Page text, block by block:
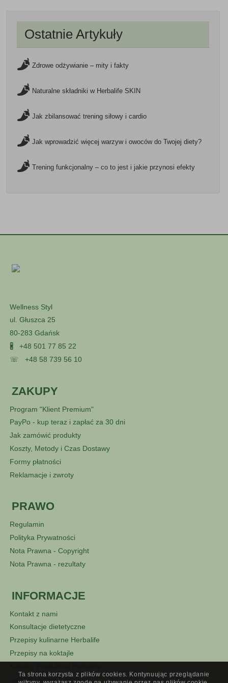
Ostatnie Artykuły
Zdrowe odżywianie – mity i fakty
Naturalne składniki w Herbalife SKIN
Jak zbilansować trening siłowy i cardio
Jak wprowadzić więcej warzyw i owoców do Twojej diety?
Trening funkcjonalny – co to jest i jakie przynosi efekty
Wellness Styl
ul. Głuszca 25
80-283 Gdańsk
🖁 +48 501 77 85 22
☏ +48 58 739 56 10
ZAKUPY
Program "Klient Premium"
PayPo - kup teraz i zapłać za 30 dni
Jak zamówić produkty
Koszty, Metody i Czas Dostawy
Formy płatności
Reklamacje i zwroty
PRAWO
Regulamin
Polityka Prywatności
Nota Prawna - Copyright
Nota Prawna - rezultaty
INFORMACJE
Kontakt z nami
Konsultacje dietetyczne
Przepisy kulinarne Herbalife
Przepisy na koktajle
Cennik - Klient Premium
Ta strona korzysta z plików cookies. Kontynuując przeglądanie